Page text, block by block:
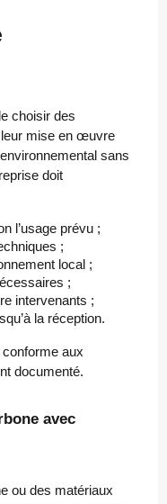
choisir des
mise en œuvre
sans
doit
l’usage prévu ;
;
local ;
;
intervenants ;
la réception.
aux
documenté.
avec
ou des matériaux